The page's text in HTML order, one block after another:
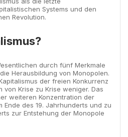
Systems und den
Revolution.
durch fünf Merkmale
Herausbildung von Monopolen.
der freien Konkurrenz
von Krise zu Krise weniger. Das
weiteren Konzentration der
Ende des 19. Jahrhunderts und zu
zur Entstehung der Monopole